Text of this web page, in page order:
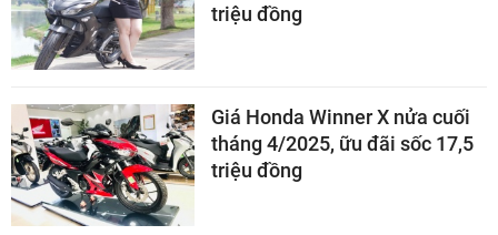
triệu đồng
Giá Honda Winner X nửa cuối
tháng 4/2025, ữu đãi sốc 17,5
triệu đồng